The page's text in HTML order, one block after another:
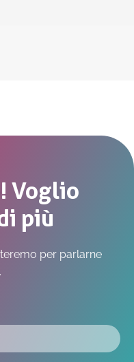
Voglio
più
per parlarne